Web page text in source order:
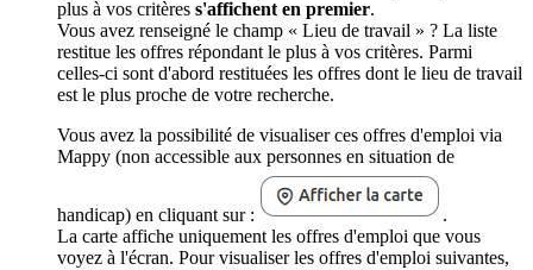
plus à vos critères s'affichent en premier.
Vous avez renseigné le champ « Lieu de travail » ? La liste
restitue les offres répondant le plus à vos critères. Parmi
celles-ci sont d'abord restituées les offres dont le lieu de travail
est le plus proche de votre recherche.
Vous avez la possibilité de visualiser ces offres d'emploi via
Mappy (non accessible aux personnes en situation de
handicap) en cliquant sur :
.
La carte affiche uniquement les offres d'emploi que vous
voyez à l'écran. Pour visualiser les offres d'emploi suivantes,